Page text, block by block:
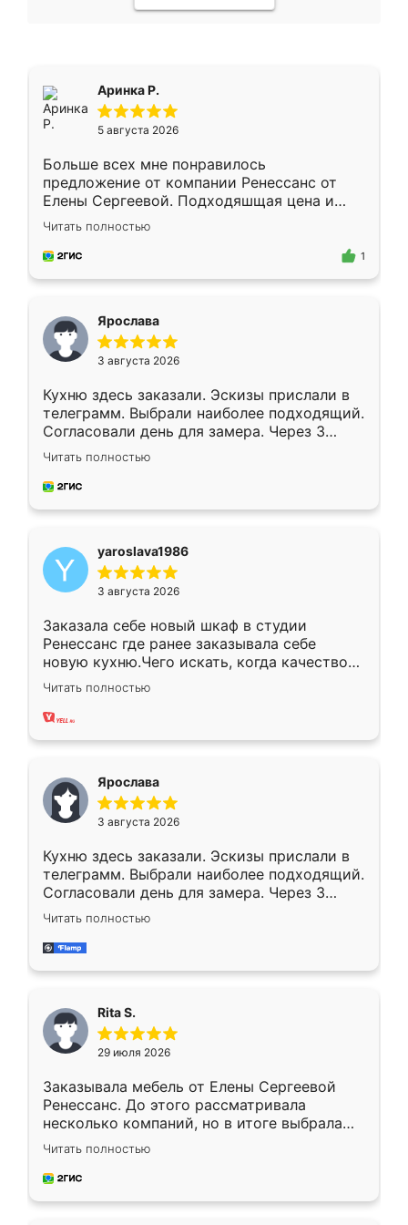
Аринка Р.
5 августа 2026
Больше всех мне понравилось
предложение от компании Ренессанс от
Елены Сергеевой. Подходяшщая цена и
короткие сроки изготовления. Приехавший
для замера сотрудник Владислав
предложил по моему эскизу самый
Читать полностью
1
Ярослава
3 августа 2026
Кухню здесь заказали. Эскизы прислали в
телеграмм. Выбрали наиболее подходящий.
Согласовали день для замера. Через 3
недели кухня была уже готова. Остались
довольны работой. Спасибо Ренессанс
мебель за качественную работу!
Читать полностью
yaroslava1986
3 августа 2026
Заказала себе новый шкаф в студии
Ренессанс где ранее заказывала себе
новую кухню.Чего искать, когда качеством
вполне довольна. Служит кухня уже почти
два года, нареканий нет.
Читать полностью
Ярослава
3 августа 2026
Кухню здесь заказали. Эскизы прислали в
телеграмм. Выбрали наиболее подходящий.
Согласовали день для замера. Через 3
недели кухня была уже готова. Остались
довольны работой. Спасибо Ренессанс
мебель за качественную работу!
Читать полностью
Rita S.
29 июля 2026
Заказывала мебель от Елены Сергеевой
Ренессанс. До этого рассматривала
несколько компаний, но в итоге выбрала
эту. Сначала обговорили условия, потом
приехал замерщик, всё спокойно объяснил
и снял размеры. Изготовили в срок, с
Читать полностью